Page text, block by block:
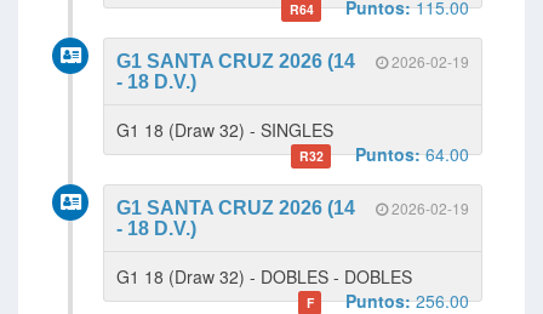
R64 Puntos:115.00
2026-02-19
G1 SANTA CRUZ 2026 (14
- 18 D.V.)
G1 18 (Draw 32) - SINGLES
R32 Puntos:64.00
2026-02-19
G1 SANTA CRUZ 2026 (14
- 18 D.V.)
G1 18 (Draw 32) - DOBLES - DOBLES
F Puntos:256.00